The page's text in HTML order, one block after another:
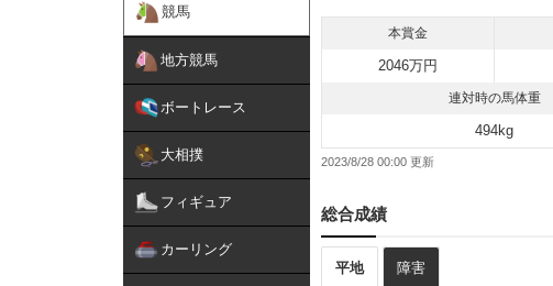
競馬
地方競馬
ボートレース
大相撲
フィギュア
カーリング
本賞金
2046万円
連対時の馬体重
494kg
2023/8/28 00:00
総合成績
平地 障害